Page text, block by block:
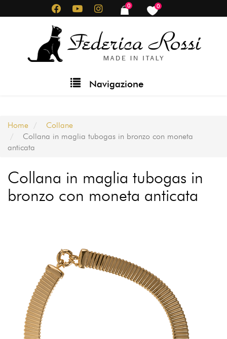
al
0
items
0
items
Navigazione
Home
Collane
Collana in maglia tubogas in bronzo con moneta
anticata
Collana in maglia tubogas in
bronzo con moneta anticata